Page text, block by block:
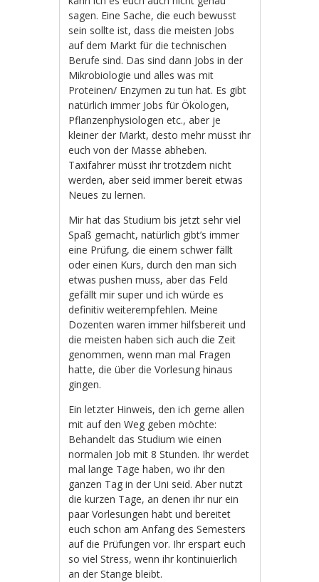
sagen. Eine Sache, die euch bewusst
sein sollte ist, dass die meisten Jobs
auf dem Markt für die technischen
Berufe sind. Das sind dann Jobs in der
Mikrobiologie und alles was mit
Proteinen/ Enzymen zu tun hat. Es gibt
natürlich immer Jobs für Ökologen,
Pflanzenphysiologen etc., aber je
kleiner der Markt, desto mehr müsst ihr
euch von der Masse abheben.
Taxifahrer müsst ihr trotzdem nicht
werden, aber seid immer bereit etwas
Neues zu lernen.
Mir hat das Studium bis jetzt sehr viel
Spaß gemacht, natürlich gibt’s immer
eine Prüfung, die einem schwer fällt
oder einen Kurs, durch den man sich
etwas pushen muss, aber das Feld
gefällt mir super und ich würde es
definitiv weiterempfehlen. Meine
Dozenten waren immer hilfsbereit und
die meisten haben sich auch die Zeit
genommen, wenn man mal Fragen
hatte, die über die Vorlesung hinaus
gingen.
Ein letzter Hinweis, den ich gerne allen
mit auf den Weg geben möchte:
Behandelt das Studium wie einen
normalen Job mit 8 Stunden. Ihr werdet
mal lange Tage haben, wo ihr den
ganzen Tag in der Uni seid. Aber nutzt
die kurzen Tage, an denen ihr nur ein
paar Vorlesungen habt und bereitet
euch schon am Anfang des Semesters
auf die Prüfungen vor. Ihr erspart euch
so viel Stress, wenn ihr kontinuierlich
an der Stange bleibt.